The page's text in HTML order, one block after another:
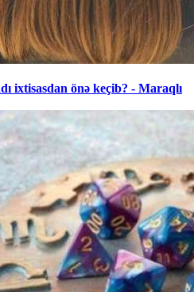
ixtisasdan önə keçib? - Maraqlı